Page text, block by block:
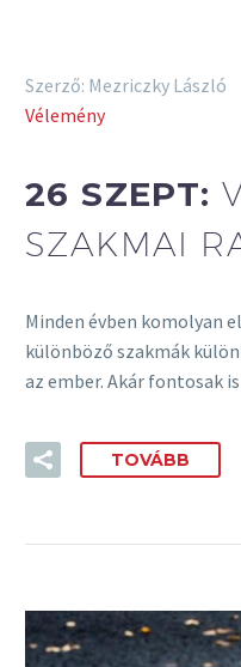
Szerző: Mezriczky László
Vélemény
26 SZEPT:
SZAKMAI
Minden évben komolyan
különböző szakmák
az ember. Akár fontosak
TOVÁBB